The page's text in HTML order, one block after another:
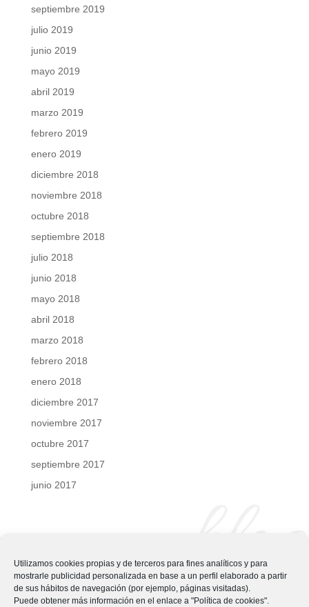
Utilizamos cookies propias y de terceros para fines analíticos y para
mostrarle publicidad personalizada en base a un perfil elaborado a partir
de sus hábitos de navegación (por ejemplo, páginas visitadas).
Puede obtener más información en el enlace a "Política de cookies".
septiembre 2019
julio 2019
junio 2019
mayo 2019
abril 2019
marzo 2019
febrero 2019
enero 2019
diciembre 2018
noviembre 2018
octubre 2018
septiembre 2018
julio 2018
junio 2018
mayo 2018
abril 2018
marzo 2018
febrero 2018
enero 2018
diciembre 2017
noviembre 2017
octubre 2017
septiembre 2017
junio 2017
blog